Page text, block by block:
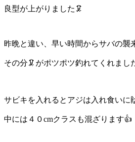
良型が上がりました🦑
昨晩と違い、早い時間からサバの襲
その分🦑がポツポツ釣れてくれまし
サビキを入れるとアジは入れ食いに
中には４０cmクラスも混ざります👍